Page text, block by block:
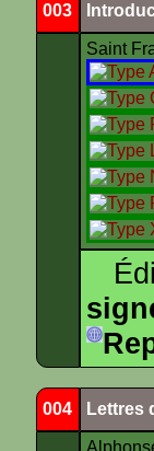
003
Saint
004 Lettres